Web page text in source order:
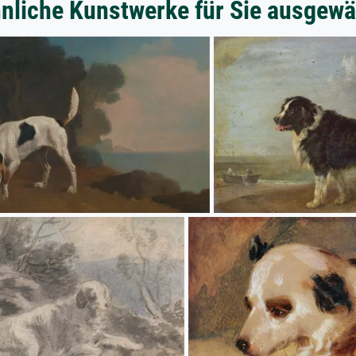
Kunstwerke für Sie